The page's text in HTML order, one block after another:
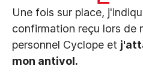
Une fois sur place,
confirmation reçu lors de
personnel Cyclope et
mon antivol.